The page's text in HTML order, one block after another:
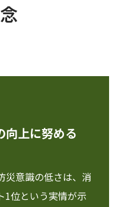
向上に努める
災意識の低さは、消
1位という実情が示